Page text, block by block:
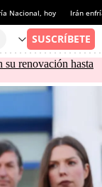
Nacional, hoy Irán
renovación hasta